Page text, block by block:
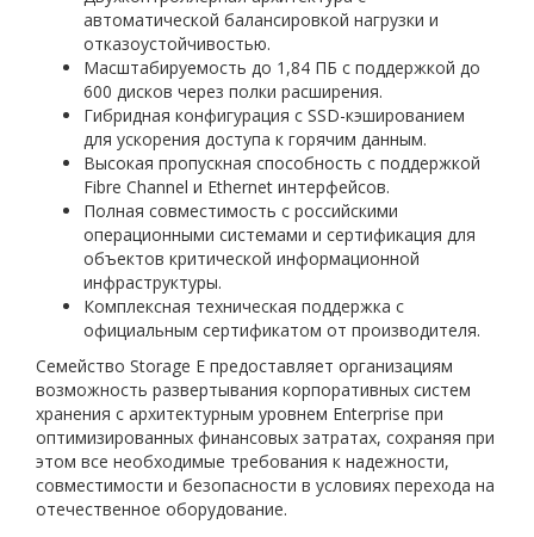
автоматической балансировкой нагрузки и
отказоустойчивостью.
Масштабируемость до 1,84 ПБ с поддержкой до
600 дисков через полки расширения.
Гибридная конфигурация с SSD-кэшированием
для ускорения доступа к горячим данным.
Высокая пропускная способность с поддержкой
Fibre Channel и Ethernet интерфейсов.
Полная совместимость с российскими
операционными системами и сертификация для
объектов критической информационной
инфраструктуры.
Комплексная техническая поддержка с
официальным сертификатом от производителя.
Семейство Storage E предоставляет организациям
возможность развертывания корпоративных систем
хранения с архитектурным уровнем Enterprise при
оптимизированных финансовых затратах, сохраняя при
этом все необходимые требования к надежности,
совместимости и безопасности в условиях перехода на
отечественное оборудование.